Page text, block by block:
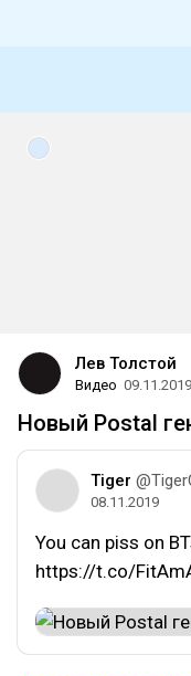
Лев Толстой
Видео 09.11.2019
Новый Postal
Tiger
08.11.2019
You can piss on
https://t.co/